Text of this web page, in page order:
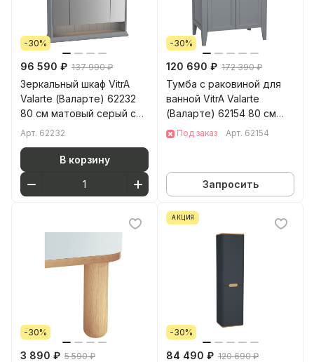
-30%
96 590 ₽ 137 990 ₽
Зеркальный шкаф VitrA
Valarte (Валарте) 62232
80 см матовый серый с
подвесткой
Арт. 62232
В корзину
-30%
120 690 ₽ 172 390 ₽
Тумба с раковиной для
ванной VitrA Valarte
(Валарте) 62154 80 см
матовая серая МДФ
Под заказ Арт. 62154
Запросить
-30%
3 890 ₽ 5 590 ₽
АКЦИЯ
-30%
84 490 ₽ 120 690 ₽